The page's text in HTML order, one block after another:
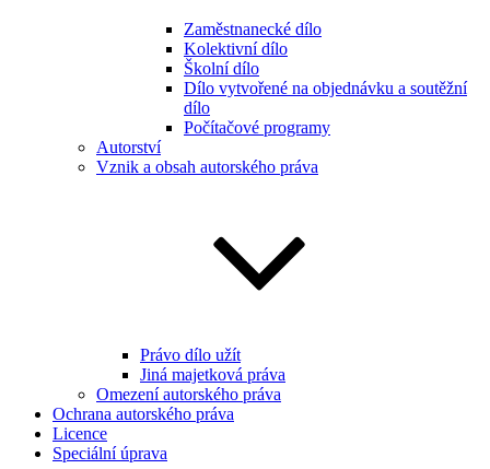
Zaměstnanecké dílo
Kolektivní dílo
Školní dílo
Dílo vytvořené na objednávku a soutěžní
dílo
Počítačové programy
Autorství
Vznik a obsah autorského práva
Právo dílo užít
Jiná majetková práva
Omezení autorského práva
Ochrana autorského práva
Licence
Speciální úprava